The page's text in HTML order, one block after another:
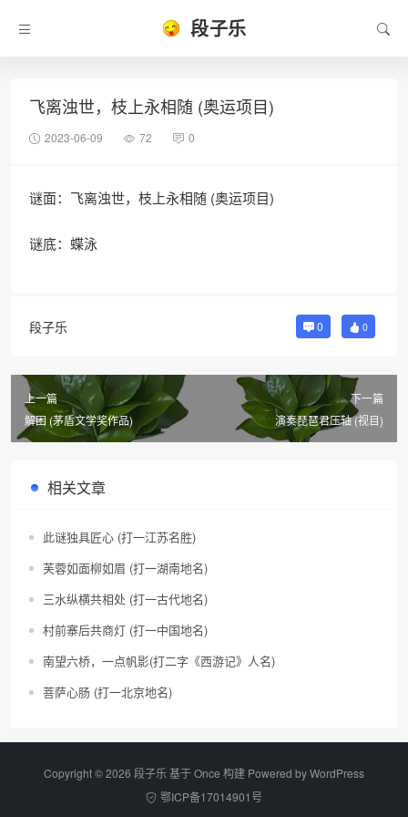
段子乐
飞离浊世，枝上永相随 (奥运项目)
2023-06-09 72 0
谜面：飞离浊世，枝上永相随 (奥运项目)
谜底：蝶泳
段子乐 0 0
上一篇
解困 (茅盾文学奖作品)
下一篇
演奏琵琶君压轴 (视目)
相关文章
此谜独具匠心 (打一江苏名胜)
芙蓉如面柳如眉 (打一湖南地名)
三水纵横共相处 (打一古代地名)
村前寨后共商灯 (打一中国地名)
南望六桥，一点帆影(打二字《西游记》人名)
菩萨心肠 (打一北京地名)
Copyright © 2026 段子乐 基于 Once 构建 Powered byWordPress
鄂ICP备17014901号